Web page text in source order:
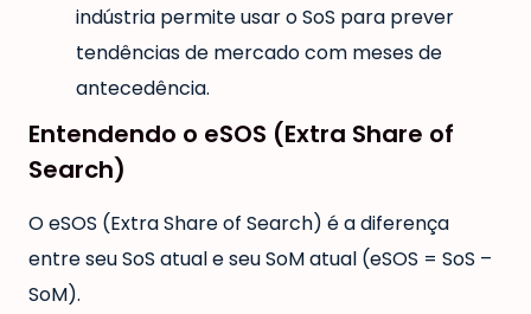
indústria permite usar o SoS para prever
tendências de mercado com meses de
antecedência.
Entendendo o eSOS (Extra Share of
Search)
O eSOS (Extra Share of Search) é a diferença
entre seu SoS atual e seu SoM atual (eSOS = SoS –
SoM).